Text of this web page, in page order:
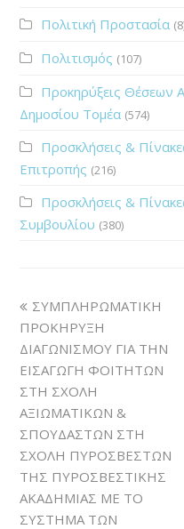
Πολιτική Προστασία
Πολιτισμός (107)
Προκηρύξεις Θέσεων
Δημοσίου Τομέα (574)
Προσκλήσεις &
Επιτροπής (216)
Προσκλήσεις &
Συμβουλίου (380)
ΣΥΜΠΛΗΡΩΜΑΤΙΚΗ
ΠΡΟΚΗΡΥΞΗ
ΔΙΑΓΩΝΙΣΜΟΥ ΓΙΑ ΤΗΝ
ΕΙΣΑΓΩΓΗ ΦΟΙΤΗΤΩΝ
ΣΤΗ ΣΧΟΛΗ
ΑΞΙΩΜΑΤΙΚΩΝ &
ΣΠΟΥΔΑΣΤΩΝ ΣΤΗ
ΣΧΟΛΗ ΠΥΡΟΣΒΕΣΤΩΝ
ΤΗΣ ΠΥΡΟΣΒΕΣΤΙΚΗΣ
ΑΚΑΔΗΜΙΑΣ ΜΕ ΤΟ
ΣΥΣΤΗΜΑ ΤΩΝ